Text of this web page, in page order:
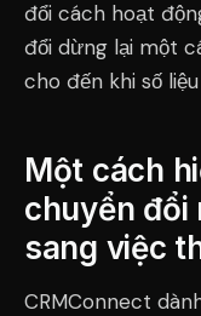
đổi cách hoạt
đổi dừng lại một
cho đến khi số
Một cách
chuyển đổi
sang việc
CRMConnect